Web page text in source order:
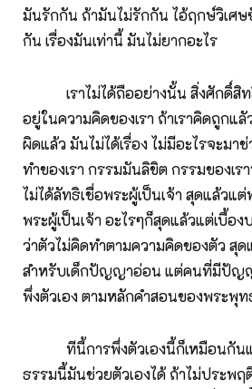
มันรักกัน ถ้ามันไม่รักกัน ไอ้ฤกษ์วิเศ
กัน เรื่องมันเท่านี้ มันไม่ยากอะไร
เราไม่ได้ถืออย่างนั้น สิ่งศักดิ์สิทธิ์
อยู่ในความคิดของเรา ถ้าเราคิดถูกแ
ผิดแล้ว มันไม่ได้เรื่อง ไม่มีอะไรจะมา
ทำของเรา กรรมมันลิขิต กรรมของเ
ไม่ได้ลัทธิเชื่อพระผู้เป็นเจ้า สุดแล้วแต่
พระผู้เป็นเจ้า อะไรๆก็สุดแล้วแต่เบื้อ
ว่าตัวไม่คิดทำตามความคิดของตัว สุ
สำหรับเด็กปัญญาอ่อน แต่คนที่มีปัญญ
พึ่งตัวเอง ตามหลักคำสอนของพระพุท
ทีนี้การพึ่งตัวเองนี้ก็เหมือนกันแห
ธรรมนี้มันช่วยตัวเองได้ ถ้าไม่ประพ